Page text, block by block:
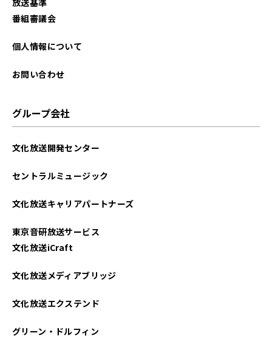
番組審議会
個人情報について
お問い合わせ
グループ会社
文化放送開発センター
セントラルミュージック
文化放送キャリアパートナーズ
東京音研放送サービス
文化放送iCraft
文化放送メディアブリッジ
文化放送エクステンド
グリーン・ドルフィン